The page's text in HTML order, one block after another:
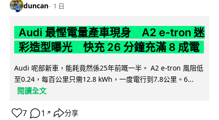
duncan 1 日
Audi 最慳電量產車現身 A2 e-tron 迷
彩造型曝光 快充 26 分鐘充滿 8 成電
Audi 呢部新車，能耗竟然係25年前嘅一半。 A2 e-tron 風阻低
至0.24，每百公里只需12.8 kWh，一度電行到7.8公里。6...
閱讀全文
7 1 ↗ 分享